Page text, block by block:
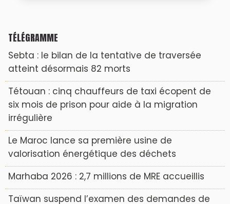
TÉLÉGRAMME
Sebta : le bilan de la tentative de traversée
atteint désormais 82 morts
Tétouan : cinq chauffeurs de taxi écopent de
six mois de prison pour aide à la migration
irrégulière
Le Maroc lance sa première usine de
valorisation énergétique des déchets
Marhaba 2026 : 2,7 millions de MRE accueillis
Taïwan suspend l’examen des demandes de